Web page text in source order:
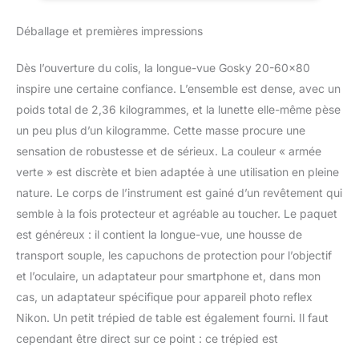
Nikon)
le meilleur choix pour le
l'observation des
oiseaux, l'observation de
la faune, la randonnée, le
sports de plein air,
l'observation
astronomique, etc La
lentille d'objectif
entièrement multicouche
de 80 mm à film vert
offre un champ de vision
de 25,3 à 14,6 m.
L'optique du prisme
BAK4 Porro de qualité
augmente la
transmission de la
lumière et rend votre vue
Déballage et premières impressions
Dès l’ouverture du colis, la longue-vue Gosky 20-60×80
inspire une certaine confiance. L’ensemble est dense, avec un
poids total de 2,36 kilogrammes, et la lunette elle-même pèse
un peu plus d’un kilogramme. Cette masse procure une
sensation de robustesse et de sérieux. La couleur « armée
verte » est discrète et bien adaptée à une utilisation en pleine
nature. Le corps de l’instrument est gainé d’un revêtement qui
semble à la fois protecteur et agréable au toucher. Le paquet
est généreux : il contient la longue-vue, une housse de
transport souple, les capuchons de protection pour l’objectif
et l’oculaire, un adaptateur pour smartphone et, dans mon
cas, un adaptateur spécifique pour appareil photo reflex
Nikon. Un petit trépied de table est également fourni. Il faut
cependant être direct sur ce point : ce trépied est